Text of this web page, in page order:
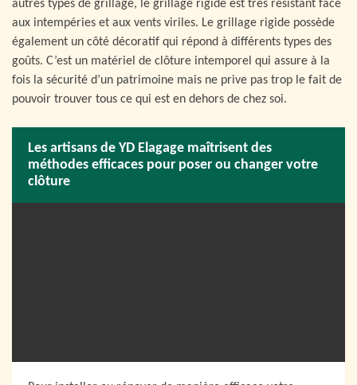
autres types de grillage, le grillage rigide est très résistant face
aux intempéries et aux vents viriles. Le grillage rigide possède
également un côté décoratif qui répond à différents types des
goûts. C’est un matériel de clôture intemporel qui assure à la
fois la sécurité d’un patrimoine mais ne prive pas trop le fait de
pouvoir trouver tous ce qui est en dehors de chez soi.
Les artisans de YD Elagage maîtrisent des
méthodes efficaces pour poser ou changer votre
clôture